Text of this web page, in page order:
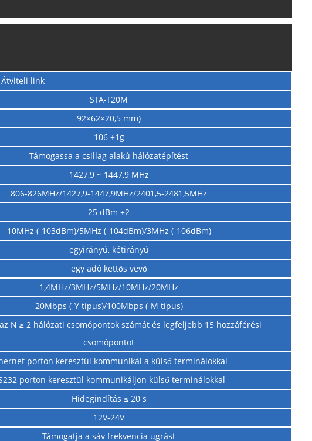
és csempészetellenes műveletek, pilóta nélküli rendszerek, tengeri
Átviteli link
STA-T20M
92×62×20,5 mm)
106 ±1g
Támogassa a csillag alakú hálózatépítést
1427,9 ~ 1447,9 MHz
806-826MHz/1427,9-1447,9MHz/2401,5-2481,5MHz
25 dBm ±2
10MHz (-103dBm)/5MHz (-104dBm)/3MHz (-106dBm)
egyirányú, kétirányú
egy adó kettős vevő
1,4MHz/3MHz/5MHz/10MHz/20MHz
20Mbps (-Y típus)/100Mbps (-M típus)
N ≥ 2 hálózati csomópontok számát és legfeljebb 15 hozzáférési
csomópontot
porton keresztül kommunikál a külső terminálokkal
porton keresztül kommunikáljon külső terminálokkal
Hidegindítás ≤ 20 s
12V-24V
Támogatja a sáv frekvencia ugrást